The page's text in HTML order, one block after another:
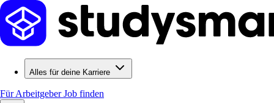
Alles für deine Karriere
Für ArbeitgeberJob finden